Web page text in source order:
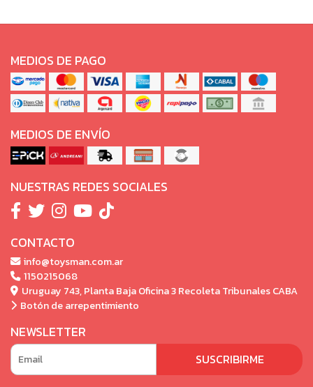
MEDIOS DE PAGO
MEDIOS DE ENVÍO
NUESTRAS REDES SOCIALES
CONTACTO
info@toysman.com.ar
1150215068
Uruguay 743, Planta Baja Oficina 3 Recoleta Tribunales CABA
Botón de arrepentimiento
NEWSLETTER
SUSCRIBIRME